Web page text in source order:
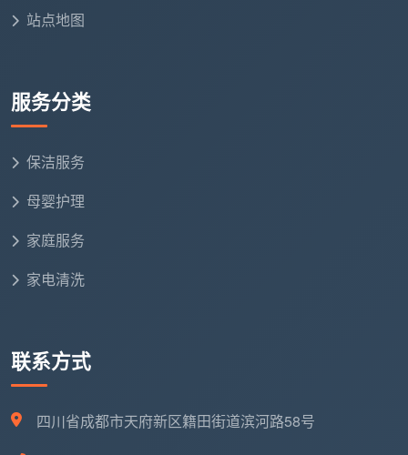
站点地图
服务分类
保洁服务
母婴护理
家庭服务
家电清洗
联系方式
四川省成都市天府新区籍田街道滨河路58号